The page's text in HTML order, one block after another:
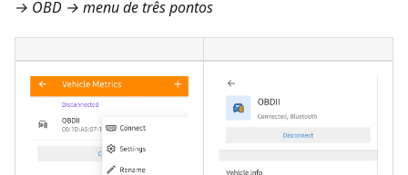
→ OBD → menu de três pontos